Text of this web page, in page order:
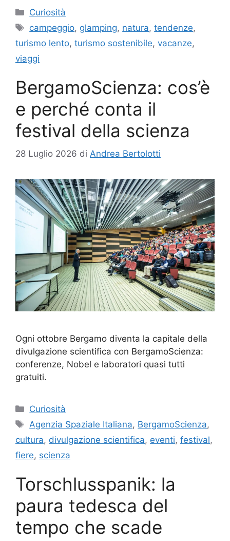
Categorie
Curiosità
Tag
campeggio, glamping, natura,tendenze,
turismo lento, turismo sostenibile, vacanze,
viaggi
BergamoScienza: cos’è
e perché conta il
festival della scienza
28 Luglio 2026 di Andrea Bertolotti
Ogni ottobre Bergamo diventa la capitale della
divulgazione scientifica con BergamoScienza:
conferenze, Nobel e laboratori quasi tutti
gratuiti.
Categorie
Curiosità
Tag
Agenzia Spaziale Italiana, BergamoScienza,
cultura, divulgazione scientifica, eventi, festival,
fiere, scienza
Torschlusspanik: la
paura tedesca del
tempo che scade